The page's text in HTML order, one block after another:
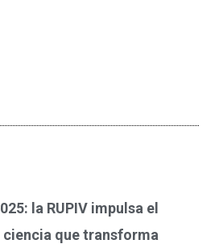
la RUPIV impulsa el
que transforma